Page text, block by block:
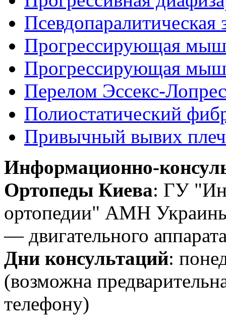
Псевдопаралитическая
Прогрессирующая
Прогрессирующая
Перелом Эссекс-
Полиостатический
Привычный вывих
Информационно-
Ортопеды Киева: ГУ
ортопедии" АМН
— двигательного
Дни консультаций:
(возможна
телефону)